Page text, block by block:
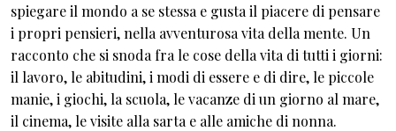
spiegare il mondo a se stessa e gusta il piacere di pensare
i propri pensieri, nella avventurosa vita della mente. Un
racconto che si snoda fra le cose della vita di tutti i giorni:
il lavoro, le abitudini, i modi di essere e di dire, le piccole
manie, i giochi, la scuola, le vacanze di un giorno al mare,
il cinema, le visite alla sarta e alle amiche di nonna.